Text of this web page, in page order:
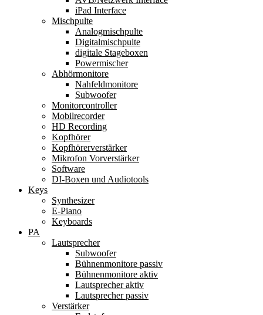
iPad Interface
Mischpulte
Analogmischpulte
Digitalmischpulte
digitale Stageboxen
Powermischer
Abhörmonitore
Nahfeldmonitore
Subwoofer
Monitorcontroller
Mobilrecorder
HD Recording
Kopfhörer
Kopfhörerverstärker
Mikrofon Vorverstärker
Software
DI-Boxen und Audiotools
Keys
Synthesizer
E-Piano
Keyboards
PA
Lautsprecher
Subwoofer
Bühnenmonitore passiv
Bühnenmonitore aktiv
Lautsprecher aktiv
Lautsprecher passiv
Verstärker